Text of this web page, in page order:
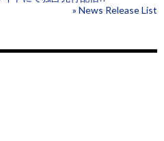
» News Release List